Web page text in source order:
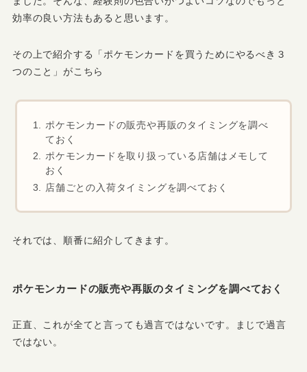
効率の良い方法もあると思います。
その上で紹介する
「ポケモンカードを買うためにやるべき３
つのこと」 がこちら
ポケモンカードの販売や再販のタイミングを調べ
ておく
ポケモンカードを取り扱っている店舗はメモして
おく
店舗ごとの入荷タイミングを調べておく
それでは、順番に紹介してきます。
ポケモンカードの販売や再販のタイミングを調べておく
正直、これが全てと言っても過言ではないです。まじで過言
ではない。